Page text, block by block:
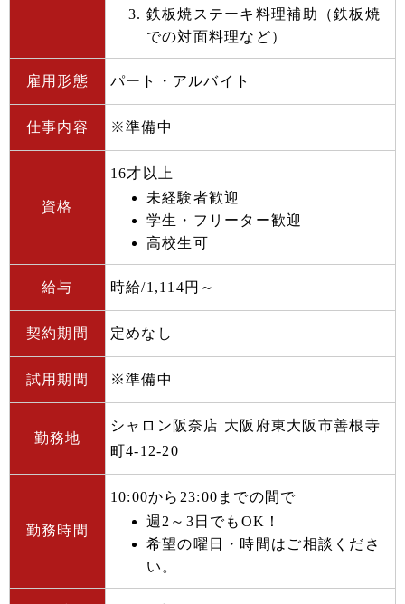
鉄板焼ステーキ料理補助（鉄板焼
での対面料理など）
雇用形態 パート・アルバイト
仕事内容 ※準備中
資格
16才以上
未経験者歓迎
学生・フリーター歓迎
高校生可
給与 時給/1,114円～
契約期間 定めなし
試用期間 ※準備中
勤務地
シャロン阪奈店 大阪府東大阪市善根寺
町4-12-20
勤務時間
10:00から23:00までの間で
週2～3日でもOK！
希望の曜日・時間はご相談くださ
い。